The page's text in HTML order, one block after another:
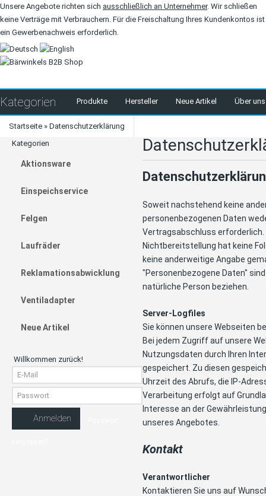
Unsere Angebote richten sich ausschließlich an Unternehmer. Wir schließen
keine Verträge mit Verbrauchern. Für die Freischaltung Ihres Kundenkontos ist
ein Gewerbenachweis erforderlich.
Kategorien Produkte Hersteller Neue Artikel Über uns
Startseite » Datenschutzerklärung
Soweit nachstehend keine
personenbezogenen Daten
Vertragsabschluss
Nichtbereitstellung hat keine
keine anderweitige Angabe
"Personenbezogene Daten"
natürliche Person beziehen.
Server-Logfiles
Sie können unsere Webseiten
Bei jedem Zugriff auf unsere
Nutzungsdaten durch Ihren
gespeichert. Zu diesen
Uhrzeit des Abrufs, die IP-
Verarbeitung erfolgt auf
Interesse an der
unseres Angebotes.
Kontakt
Verantwortlicher
Kontaktieren Sie uns auf
Kategorien
Aktionsware
Einspeichservice
Felgen
Laufräder
Reklamationsabwicklung
Ventiladapter
Neue Artikel
Willkommen zurück!
Anmelden